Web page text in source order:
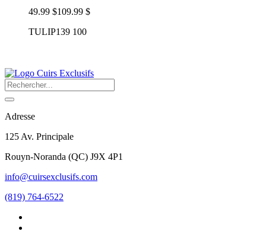
49.99 $109.99 $
TULIP139 100
Adresse
125 Av. Principale
Rouyn-Noranda (QC) J9X 4P1
info@cuirsexclusifs.com
(819) 764-6522